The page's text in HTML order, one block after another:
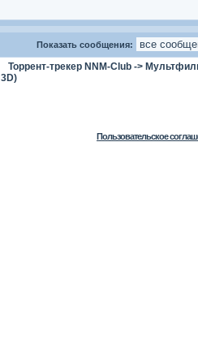
Показать сообщения:
Торрент-трекер NNM-Club ->
3D)
Пользовательское